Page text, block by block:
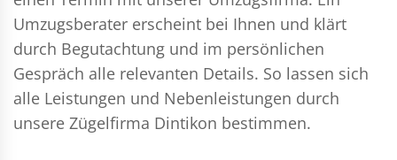
Umzugsberater erscheint bei Ihnen und klärt
durch Begutachtung und im persönlichen
Gespräch alle relevanten Details. So lassen sich
alle Leistungen und Nebenleistungen durch
unsere Zügelfirma Dintikon bestimmen.